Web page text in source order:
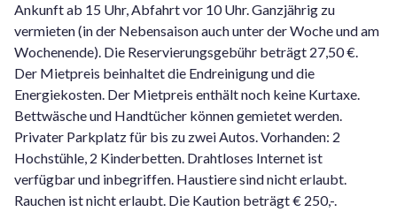
Ankunft ab 15 Uhr, Abfahrt vor 10 Uhr. Ganzjährig zu
vermieten (in der Nebensaison auch unter der Woche und am
Wochenende). Die Reservierungsgebühr beträgt 27,50 €.
Der Mietpreis beinhaltet die Endreinigung und die
Energiekosten. Der Mietpreis enthält noch keine Kurtaxe.
Bettwäsche und Handtücher können gemietet werden.
Privater Parkplatz für bis zu zwei Autos. Vorhanden: 2
Hochstühle, 2 Kinderbetten. Drahtloses Internet ist
verfügbar und inbegriffen. Haustiere sind nicht erlaubt.
Rauchen ist nicht erlaubt. Die Kaution beträgt € 250,-.